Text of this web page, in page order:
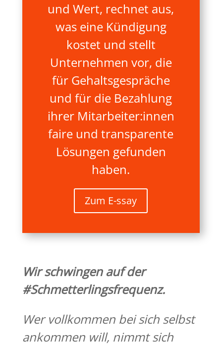
und Wert, rechnet aus,
was eine Kündigung
kostet und stellt
Unternehmen vor, die
für Gehaltsgespräche
und für die Bezahlung
ihrer Mitarbeiter:innen
faire und transparente
Lösungen gefunden
haben.
Zum E-ssay
Wir schwingen auf der
#Schmetterlingsfrequenz.
Wer vollkommen bei sich selbst
ankommen will, nimmt sich